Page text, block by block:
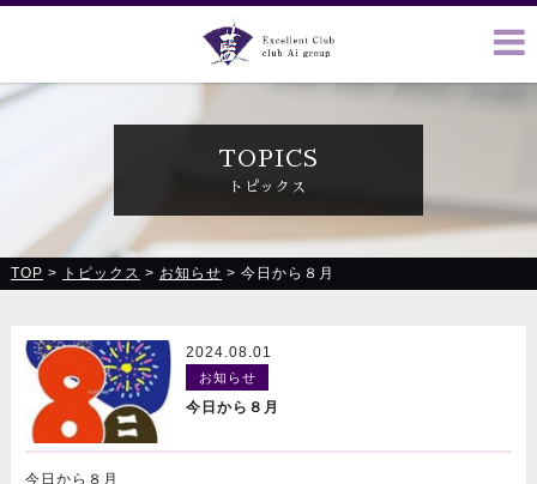
クラブ藍(あい)、クラブ恋(れん)、ルミナス、浪漫館で皆様の
お越しをお待ちしております
TOPICS
トピックス
TOP > トピックス > お知らせ > 今日から８月
2024.08.01
お知らせ
今日から８月
今日から８月